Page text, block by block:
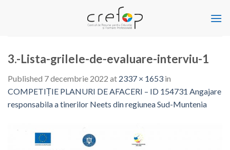
3.-Lista-grilele-de-evaluare-interviu-1
Published 7 decembrie 2022 at 2337 × 1653 in
COMPETIȚIE PLANURI DE AFACERI – ID 154731 Angajare
responsabila a tinerilor Neets din regiunea Sud-Muntenia